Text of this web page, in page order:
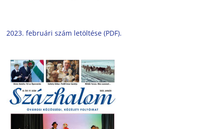
2023. februári szám letöltése (PDF).